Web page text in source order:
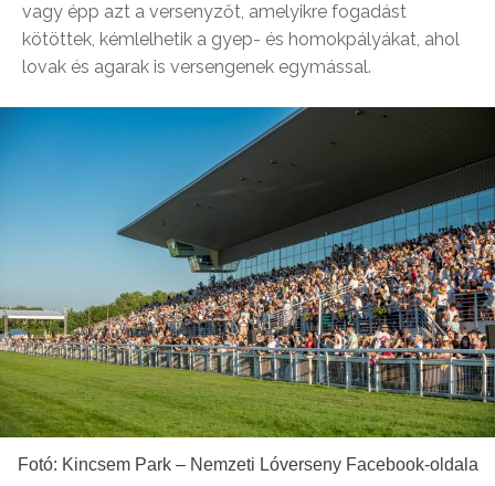
vagy épp azt a versenyzőt, amelyikre fogadást
kötöttek, kémlelhetik a gyep- és homokpályákat, ahol
lovak és agarak is versengenek egymással.
Fotó: Kincsem Park – Nemzeti Lóverseny Facebook-oldala